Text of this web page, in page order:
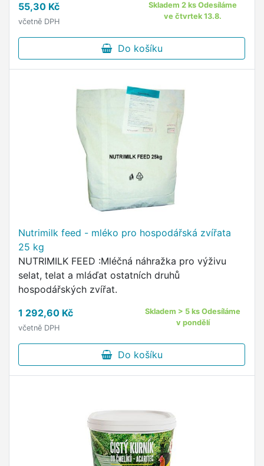
55,30 Kč
včetně DPH
Skladem 2 ks Odesíláme
ve čtvrtek 13.8.
Do košíku
Nutrimilk feed - mléko pro hospodářská zvířata
25 kg
NUTRIMILK FEED :Mléčná náhražka pro výživu
selat, telat a mláďat ostatních druhů
hospodářských zvířat.
1 292,60 Kč
včetně DPH
Skladem > 5 ks Odesíláme
v pondělí
Do košíku